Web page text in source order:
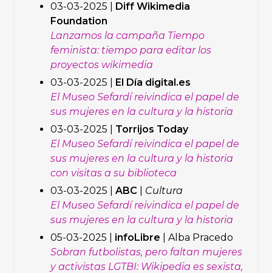
03-03-2025 | Diff Wikimedia
Foundation
Lanzamos la campaña Tiempo
feminista: tiempo para editar los
proyectos wikimedia
03-03-2025 | El Día digital.es
El Museo Sefardí reivindica el papel de
sus mujeres en la cultura y la historia
03-03-2025 |
Torrijos Today
El Museo Sefardí reivindica el papel de
sus mujeres en la cultura y la historia
con visitas a su biblioteca
03-03-2025 |
ABC
Cultura
El Museo Sefardí reivindica el papel de
sus mujeres en la cultura y la historia
05-03-2025 | infoLibre
| Alba Pracedo
Sobran futbolistas, pero faltan mujeres
y activistas LGTBI: Wikipedia es sexista,